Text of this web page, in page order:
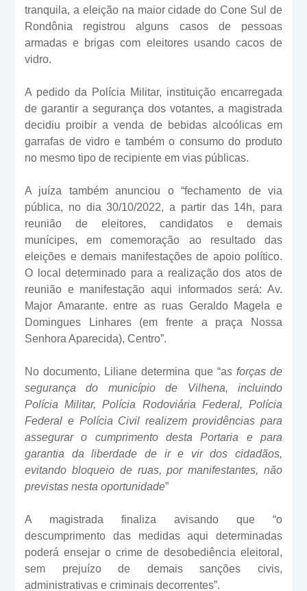
tranquila, a eleição na maior cidade do Cone Sul de
Rondônia registrou alguns casos de pessoas
armadas e brigas com eleitores usando cacos de
vidro.
A pedido da Polícia Militar, instituição encarregada
de garantir a segurança dos votantes, a magistrada
decidiu proibir a venda de bebidas alcoólicas em
garrafas de vidro e também o consumo do produto
no mesmo tipo de recipiente em vias públicas.
A juíza também anunciou o “fechamento de via
pública, no dia 30/10/2022, a partir das 14h, para
reunião de eleitores, candidatos e demais
munícipes, em comemoração ao resultado das
eleições e demais manifestações de apoio político.
O local determinado para a realização dos atos de
reunião e manifestação aqui informados será: Av.
Major Amarante. entre as ruas Geraldo Magela e
Domingues Linhares (em frente a praça Nossa
Senhora Aparecida), Centro”.
No documento, Liliane determina que “as forças de
segurança do município de Vilhena, incluindo
Polícia Militar, Polícia Rodoviária Federal, Polícia
Federal e Polícia Civil realizem providências para
assegurar o cumprimento desta Portaria e para
garantia da liberdade de ir e vir dos cidadãos,
evitando bloqueio de ruas, por manifestantes, não
previstas nesta oportunidade”
A magistrada finaliza avisando que “o
descumprimento das medidas aqui determinadas
poderá ensejar o crime de desobediência eleitoral,
sem prejuízo de demais sanções civis,
administrativas e criminais decorrentes”.